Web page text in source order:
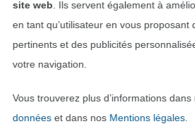
Trouvez plus
site web . Ils servent également à
en tant qu’utilisateur en vous proposant
pertinents et des publicités
votre navigation.
Vous trouverez plus d’informations dans
donnéeset dans nos Mentions légales.